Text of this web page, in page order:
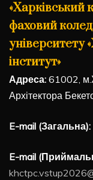
«Харківський
фаховий
університету
інститут»
Адреса: 61002,
Архітектора
E-mail (Загальна):
E-mail